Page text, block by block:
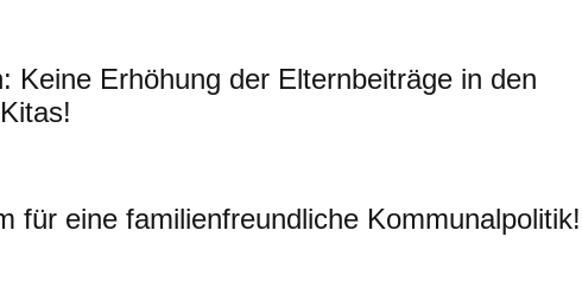
Keine Erhöhung der Elternbeiträge in den
für eine familienfreundliche Kommunalpolitik!